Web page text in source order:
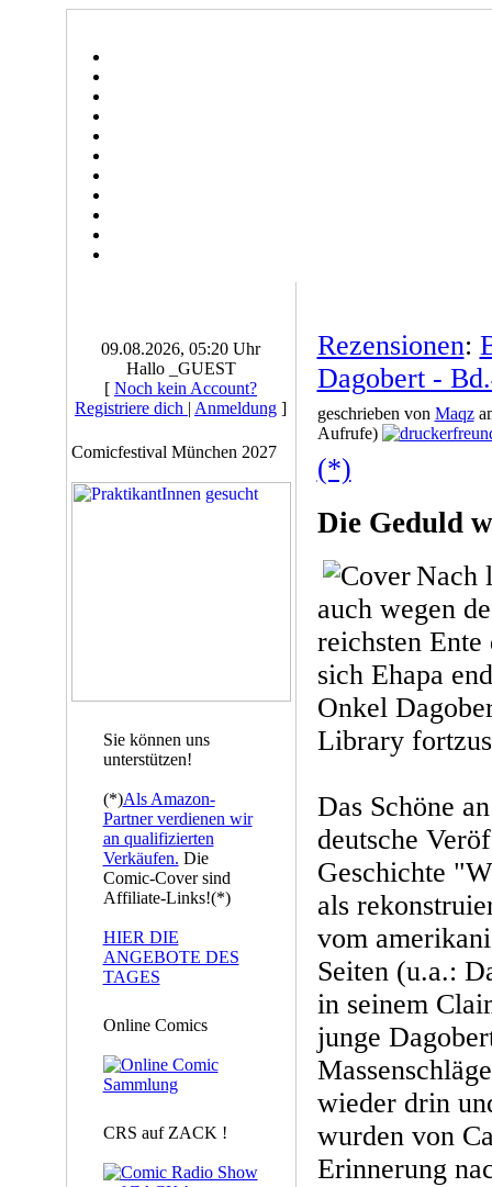
09.08.2026, 05:20 Uhr
Hallo _GUEST
[ Noch kein Account?
Registriere dich | Anmeldung ]
Comicfestival München 2027
Sie können uns
unterstützen!
(*)Als Amazon-
Partner verdienen wir
an qualifizierten
Verkäufen. Die
Comic-Cover sind
Affiliate-Links!(*)
HIER DIE
ANGEBOTE DES
TAGES
Online Comics
CRS auf ZACK !
Rezensionen:
Dagobert -
geschrieben von Maqz
Aufrufe)
(*)
Die Geduld
Nach
auch wegen
reichsten
sich Ehapa
Onkel
Library
Das Schöne
deutsche
Geschichte
als
vom
Seiten (u.a.:
in seinem
junge
wieder drin
wurden von
Erinnerung